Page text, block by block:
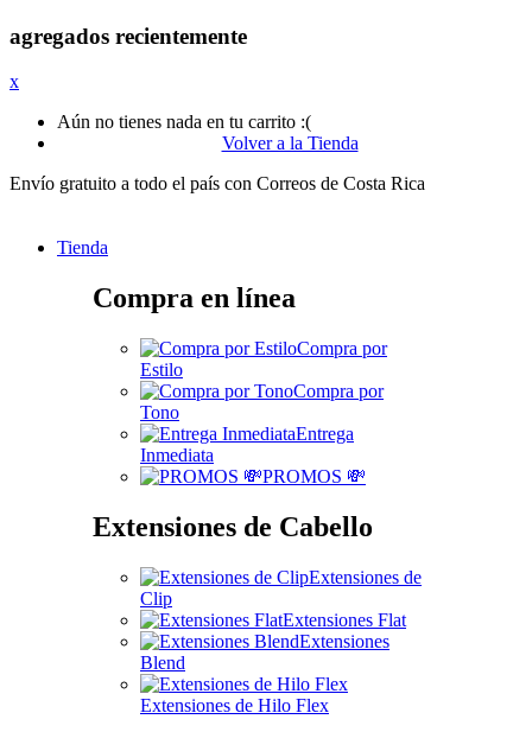
agregados recientemente
x
Aún no tienes nada en tu carrito :(
Volver a la Tienda
Envío gratuito a todo el país con Correos de Costa Rica
Tienda
Compra en línea
Compra por
Estilo
Compra por
Tono
Entrega
Inmediata
PROMOS 💸
Extensiones de Cabello
Extensiones de
Clip
Extensiones Flat
Extensiones
Blend
Extensiones de Hilo Flex